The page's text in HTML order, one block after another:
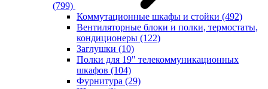
(799)
Коммутационные шкафы и стойки (492)
Вентиляторные блоки и полки, термостаты,
кондиционеры (122)
Заглушки (10)
Полки для 19" телекоммуникационных
шкафов (104)
Фурнитура (29)